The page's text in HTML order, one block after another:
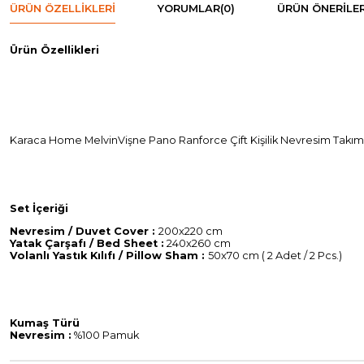
ÜRÜN ÖZELLIKLERI YORUMLAR(0) ÜRÜN
Ürün Özellikleri
Karaca Home MelvinVişne Pano Ranforce Çift Kişilik Nevresim
Set İçeriği
Nevresim / Duvet Cover : 200x220 cm
Yatak Çarşafı / Bed Sheet : 240x260 cm
Volanlı Yastık Kılıfı / Pillow Sham : 50x70 cm ( 2 Adet / 2 Pcs.)
Kumaş Türü
Nevresim : %100 Pamuk